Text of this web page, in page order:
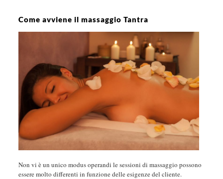
Come avviene il massaggio Tantra
Non vi è un unico modus operandi le sessioni di massaggio possono
essere molto differenti in funzione delle esigenze del cliente.